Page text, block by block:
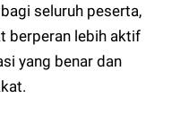
seluruh peserta,
berperan lebih aktif
yang benar dan